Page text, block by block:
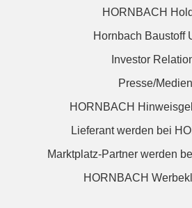
HORNBACH
Hornbach Baustoff
Investor
Presse/Medien
HORNBACH
Lieferant werden bei
Marktplatz-Partner werden
HORNBACH